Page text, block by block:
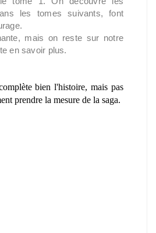
les tomes suivants, font
mais on reste sur notre
en savoir plus.
bien l'histoire, mais pas
prendre la mesure de la saga.